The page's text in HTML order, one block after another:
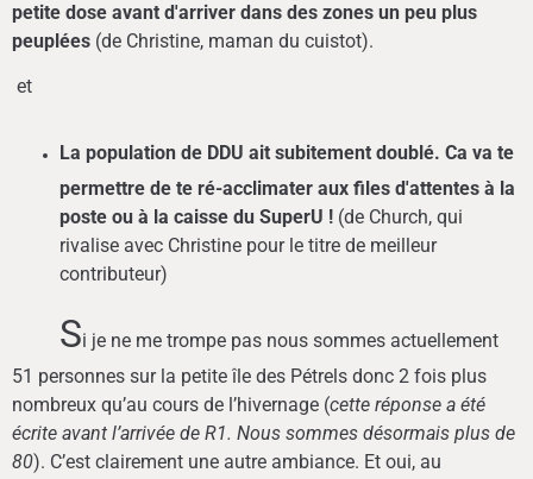
petite dose avant d'arriver dans des zones un peu plus
peuplées (de Christine, maman du cuistot).
et
La population de DDU ait subitement doublé. Ca va te
permettre de te ré-acclimater aux files d'attentes à la
poste ou à la caisse du SuperU ! (de Church, qui
rivalise avec Christine pour le titre de meilleur
contributeur)
Si je ne me trompe pas nous sommes actuellement
51 personnes sur la petite île des Pétrels donc 2 fois plus
nombreux qu’au cours de l’hivernage (cette réponse a été
écrite avant l’arrivée de R1. Nous sommes désormais plus de
80). C’est clairement une autre ambiance. Et oui, au